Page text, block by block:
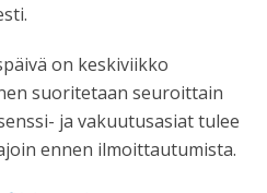
on keskiviikko
suoritetaan seuroittain
ja vakuutusasiat tulee
ennen ilmoittautumista.